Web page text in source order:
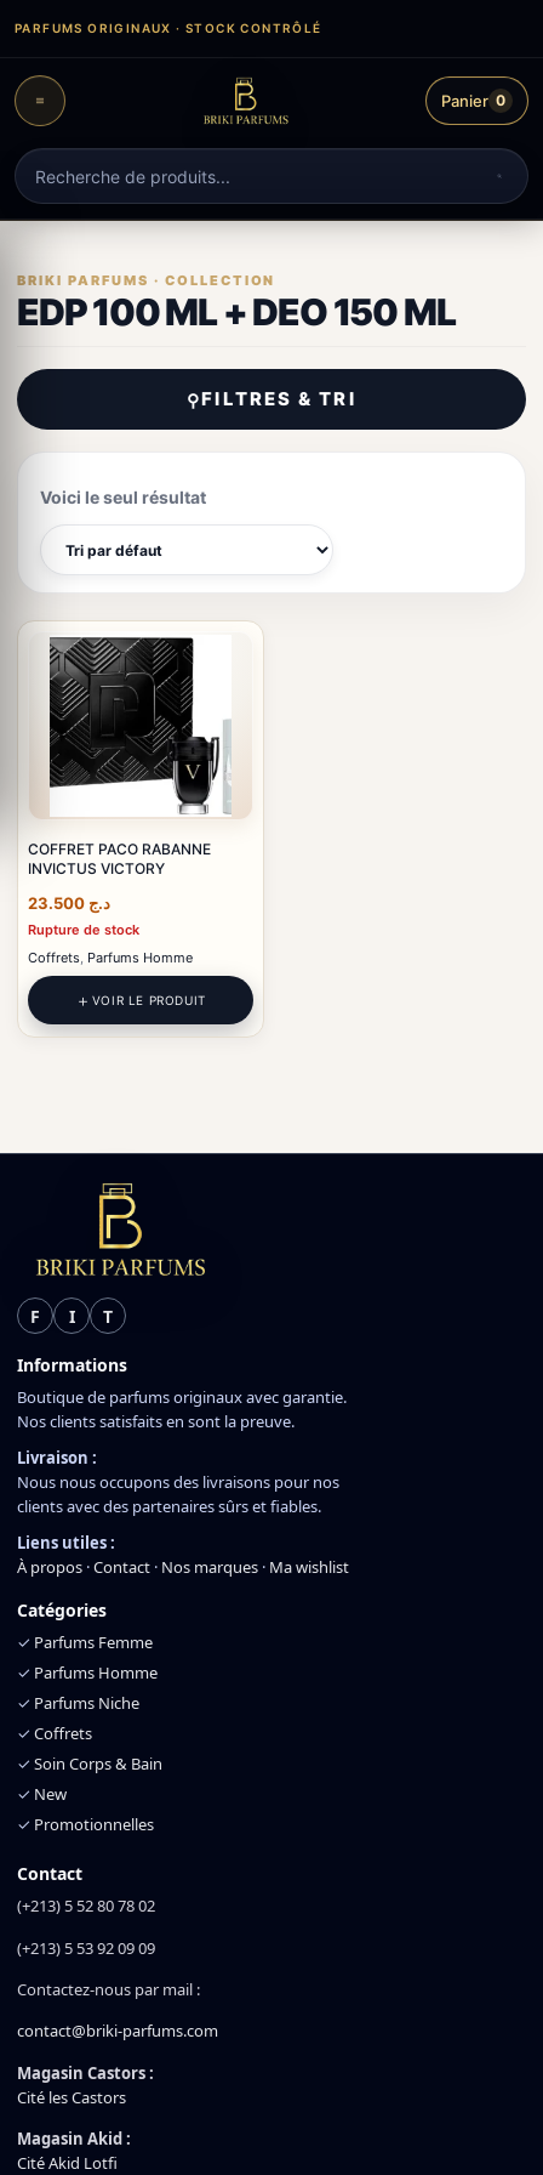
contenu
PARFUMS ORIGINAUX · STOCK CONTRÔLÉ
Recherche
de
produits
Panier 0
EDP 100 ML + DEO 150 ML
⚲FILTRES & TRI
Voici le seul résultat
COFFRET PACO RABANNE
INVICTUS VICTORY
د.ج
Rupture de stock
Coffrets, Parfums Homme
VOIR LE PRODUIT
F I T
Informations
Boutique de parfums originaux avec garantie.
Nos clients satisfaits en sont la preuve.
Livraison :
Nous nous occupons des livraisons pour nos
clients avec des partenaires sûrs et fiables.
Liens utiles :
À propos ·Contact · Nos marques · Ma wishlist
Catégories
✓ Parfums Femme
✓ Parfums Homme
✓ Parfums Niche
✓ Coffrets
✓ Soin Corps & Bain
✓ New
✓ Promotionnelles
Contact
(+213) 5 52 80 78 02
(+213) 5 53 92 09 09
Contactez-nous par mail :
contact@briki-parfums.com
Magasin Castors :
Cité les Castors
Magasin Akid :
Cité Akid Lotfi